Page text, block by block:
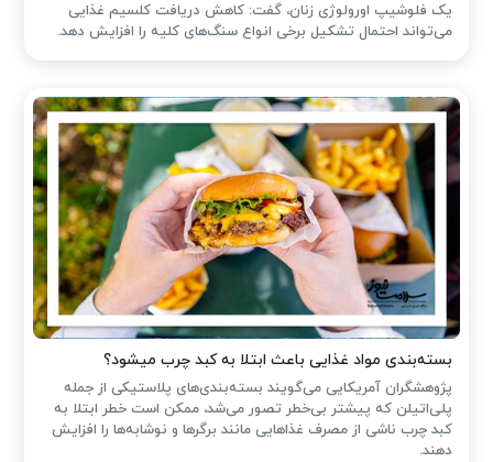
یک فلوشیپ اورولوژی زنان، گفت: کاهش دریافت کلسیم غذایی
می‌تواند احتمال تشکیل برخی انواع سنگ‌های کلیه را افزایش دهد.
بسته‌بندی مواد غذایی باعث ابتلا به کبد چرب میشود؟
پژوهشگران آمریکایی می‌گویند بسته‌بندی‌های پلاستیکی از جمله
پلی‌اتیلن که پیشتر بی‌خطر تصور می‌شد، ممکن است خطر ابتلا به
کبد چرب ناشی از مصرف غذاهایی مانند برگرها و نوشابه‌ها را افزایش
دهند.